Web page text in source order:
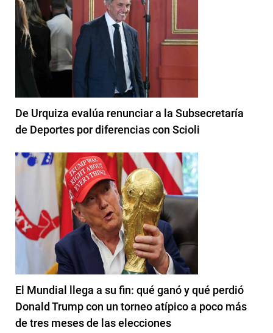
De Urquiza evalúa renunciar a la Subsecretaría
de Deportes por diferencias con Scioli
El Mundial llega a su fin: qué ganó y qué perdió
Donald Trump con un torneo atípico a poco más
de tres meses de las elecciones